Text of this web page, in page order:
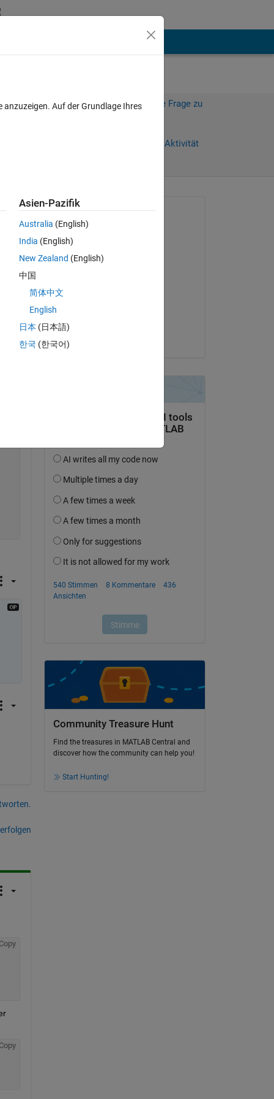
Melden Sie sich an, um diese Frage zu
Anmelden, um Aktivität
sid101
am 5 Aug. 2020
am 30 Okt. 2022
Akzeptiert:
Community Treasure Hunt
Find the treasures in MATLAB Central and
discover how the community can help you!
Start Hunting!
Auf der Grundlage Ihres
Asien-Pazifik
Australia (English)
India (English)
New Zealand (English)
中国
简体中文
English
日本 (日本語)
한국 (한국어)